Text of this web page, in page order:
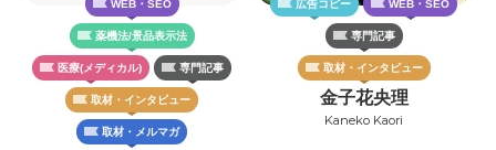
WEB・SEO
薬機法/景品表示法
医療(メディカル) 専門記事
取材・インタビュー
取材・メルマガ
広告コピー WEB・SEO
専門記事
取材・インタビュー
金子花央理
Kaneko Kaori